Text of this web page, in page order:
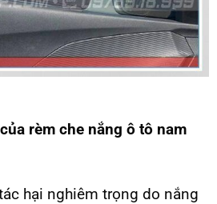
rèm che nắng ô tô nam
hại nghiêm trọng do nắng